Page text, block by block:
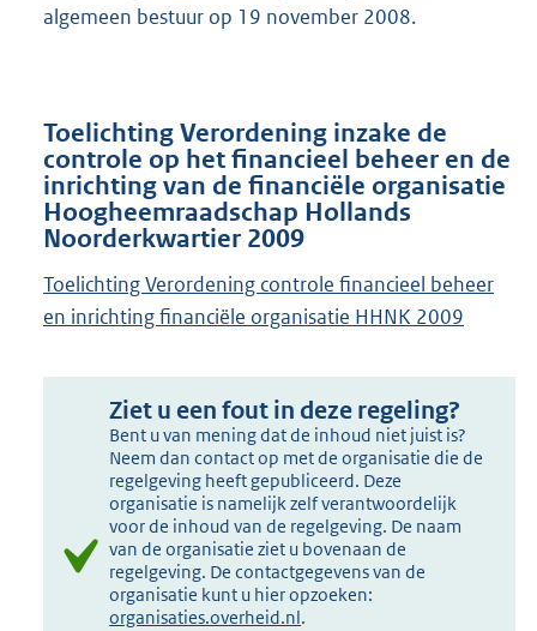
algemeen bestuur op 19 november 2008.
Toelichting Verordening inzake de
controle op het financieel beheer en de
inrichting van de financiële organisatie
Hoogheemraadschap Hollands
Noorderkwartier 2009
Toelichting Verordening controle financieel beheer
en inrichting financiële organisatie HHNK 2009
Ziet u een fout in deze regeling?
Bent u van mening dat de inhoud niet juist is?
Neem dan contact op met de organisatie die de
regelgeving heeft gepubliceerd. Deze
organisatie is namelijk zelf verantwoordelijk
voor de inhoud van de regelgeving. De naam
van de organisatie ziet u bovenaan de
regelgeving. De contactgegevens van de
organisatie kunt u hier opzoeken:
organisaties.overheid.nl.